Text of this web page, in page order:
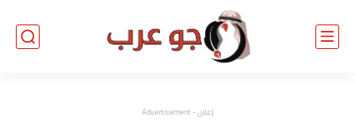
إعلان - Advertisement